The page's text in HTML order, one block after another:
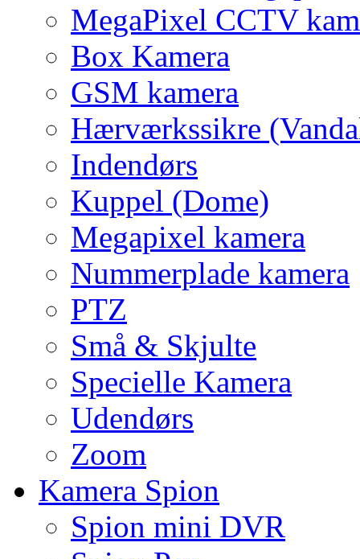
MegaPixel CCTV
Box Kamera
GSM kamera
Hærværkssikre
Indendørs
Kuppel (Dome)
Megapixel kamera
Nummerplade kamera
PTZ
Små & Skjulte
Specielle Kamera
Udendørs
Zoom
Kamera Spion
Spion mini DVR